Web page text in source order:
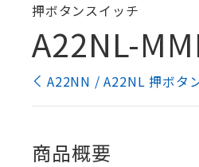
押ボタンスイッチ
A22NL-
A22NN / A22NL 押ボタ
商品概要